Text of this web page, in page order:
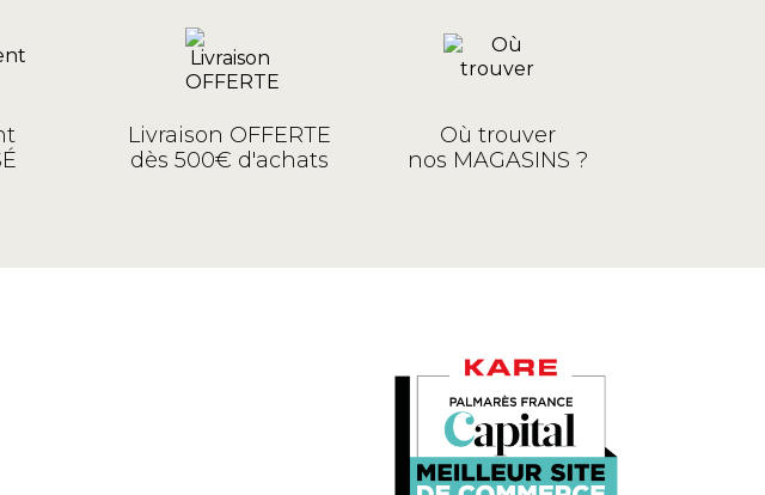
Livraison OFFERTE
dès 500€ d'achats
Où trouver
nos MAGASINS ?